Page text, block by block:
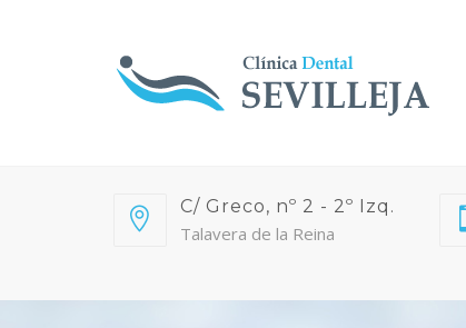
C/ Greco, nº 2 - 2º Izq.
Talavera de la Reina